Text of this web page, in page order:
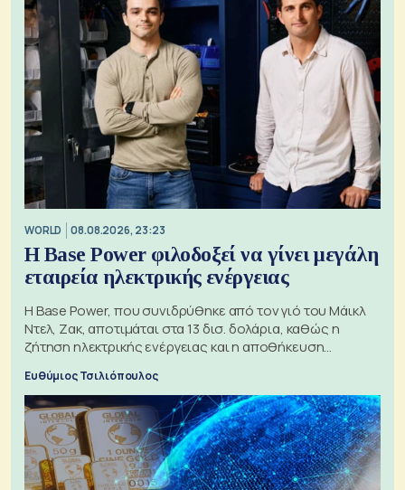
WORLD 08.08.2026, 23:23
Η Base Power φιλοδοξεί να γίνει μεγάλη
εταιρεία ηλεκτρικής ενέργειας
Η Base Power, που συνιδρύθηκε από τον γιό του Μάικλ
Ντελ, Ζακ, αποτιμάται στα 13 δισ. δολάρια, καθώς η
ζήτηση ηλεκτρικής ενέργειας και η αποθήκευση
Ευθύμιος Τσιλιόπουλος